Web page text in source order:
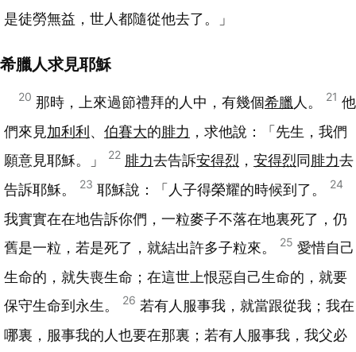
是徒勞無益，世人都隨從他去了。」
希臘人求見耶穌
20 那時，上來過節禮拜的人中，有幾個希臘 人。 21 他
們來見加利利 、 伯賽大的腓力 ，求他說：「先生，我們
願意見耶穌。」
22 腓力去告訴安得烈 ， 安得烈同 腓力去
告訴耶穌。
23 耶穌說：「人子得榮耀的時候到了。 24
我實實在在地告訴你們，一粒麥子不落在地裏死了，仍
舊是一粒，若是死了，就結出許多子粒來。
25 愛惜自己
生命的，就失喪生命；在這世上恨惡自己生命的，就要
保守生命到永生。
26 若有人服事我，就當跟從我；我在
哪裏，服事我的人也要在那裏；若有人服事我，我父必